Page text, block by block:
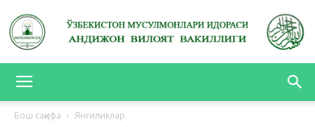
Бош саҳифа Янгиликлар